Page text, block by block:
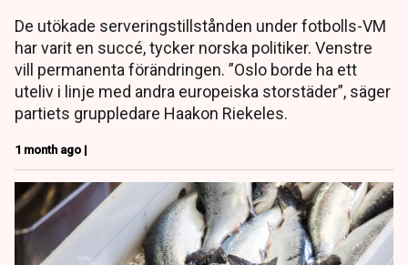
De utökade serveringstillstånden under fotbolls-VM
har varit en succé, tycker norska politiker. Venstre
vill permanenta förändringen. ”Oslo borde ha ett
uteliv i linje med andra europeiska storstäder”, säger
partiets gruppledare Haakon Riekeles.
1 month ago |